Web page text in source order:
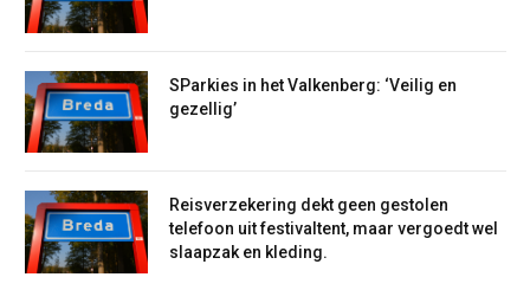
SParkies in het Valkenberg: ‘Veilig en
gezellig’
Reisverzekering dekt geen gestolen
telefoon uit festivaltent, maar vergoedt wel
slaapzak en kleding.